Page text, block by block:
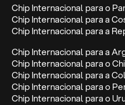
Chip Internacional para o
Chip Internacional para a
Chip Internacional para a
Chip Internacional para a
Chip Internacional para o
Chip Internacional para a
Chip Internacional para o
Chip Internacional para o